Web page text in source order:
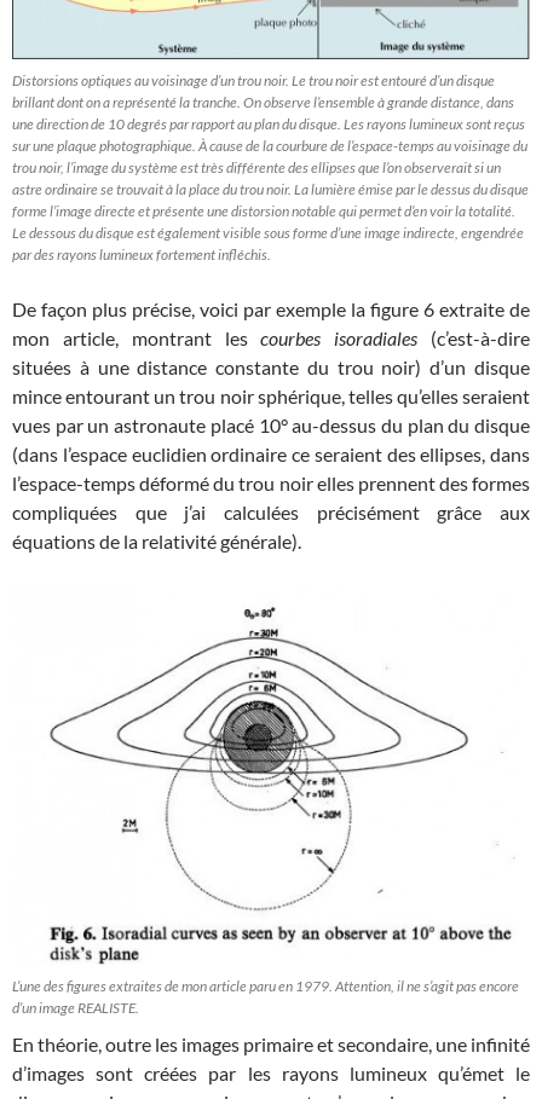
Distorsions optiques au voisinage d’un trou noir. Le trou noir est entouré d’un disque
brillant dont on a représenté la tranche. On observe l’ensemble à grande distance, dans
une direction de 10 degrés par rapport au plan du disque. Les rayons lumineux sont reçus
sur une plaque photographique. À cause de la courbure de l’espace-temps au voisinage du
trou noir, l’image du système est très différente des ellipses que l’on observerait si un
astre ordinaire se trouvait à la place du trou noir. La lumière émise par le dessus du disque
forme l’image directe et présente une distorsion notable qui permet d’en voir la totalité.
Le dessous du disque est également visible sous forme d’une image indirecte, engendrée
par des rayons lumineux fortement infléchis.
De façon plus précise, voici par exemple la figure 6 extraite de
mon article, montrant lescourbes isoradiales (c’est-à-dire
situées à une distance constante du trou noir) d’un disque
mince entourant un trou noir sphérique, telles qu’elles seraient
vues par un astronaute placé 10° au-dessus du plan du disque
(dans l’espace euclidien ordinaire ce seraient des ellipses, dans
l’espace-temps déformé du trou noir elles prennent des formes
compliquées que j’ai calculées précisément grâce aux
équations de la relativité générale).
L’une des figures extraites de mon article paru en 1979. Attention, il ne s’agit pas encore
d’un image REALISTE.
En théorie, outre les images primaire et secondaire, une infinité
d’images sont créées par les rayons lumineux qu’émet le